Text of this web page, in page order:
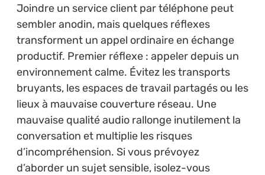
Joindre un service client par téléphone peut
sembler anodin, mais quelques réflexes
transforment un appel ordinaire en échange
productif. Premier réflexe : appeler depuis un
environnement calme. Évitez les transports
bruyants, les espaces de travail partagés ou les
lieux à mauvaise couverture réseau. Une
mauvaise qualité audio rallonge inutilement la
conversation et multiplie les risques
d’incompréhension. Si vous prévoyez
d’aborder un sujet sensible, isolez-vous